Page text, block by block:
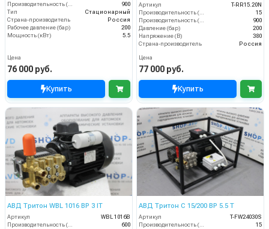
900
Тип
Стационарный
Страна-производитель
Россия
Рабочее давление (бар)
200
Мощность (кВт)
5.5
Цена
76 000 руб.
Купить
Артикул
T-RR15.20N
15
900
Давление (бар)
200
Напряжение (В)
380
Страна-производитель
Россия
Цена
77 000 руб.
Купить
АВД Тритон WBL 1016 BP 3 IT
Артикул
WBL 1016B
Производительность (л/ч)
600
АВД Тритон C 15/200 BP 5.5 T
Артикул
T-FW24030S
Производительность (л/мин)
15